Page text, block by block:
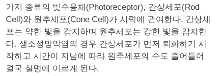
가지 종류의 빛수용체(Photoreceptor), 간상세포(Rod
Cell)와 원추세포(Cone Cell)가 시력에 관여한다. 간상세
포는 약한 빛을 감지하며 원추세포는 강한 빛을 감지한
다. 생소성망막염의 경우 간상세포가 먼저 퇴화하기 시
작하고 시간이 지남에 따라 원추세포의 수도 줄어들어
결국 실명에 이르게 된다.